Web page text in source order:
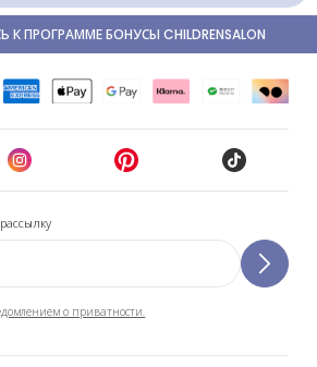
о приватности.
ПРОГРАММЕ БОНУСЫ CHILDRENSALON